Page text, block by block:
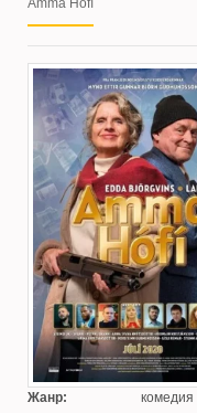
Amma Hófí
Жанр:
комедия